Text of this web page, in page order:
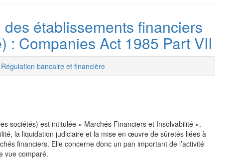
établissements financiers
: Companies Act 1985 Part VII
Régulation bancaire et financière
sociétés) est intitulée « Marchés Financiers et Insolvabilité ».
la liquidation judiciaire et la mise en œuvre de sûretés liées à
financiers. Elle concerne donc un pan important de l’activité
vue comparé.